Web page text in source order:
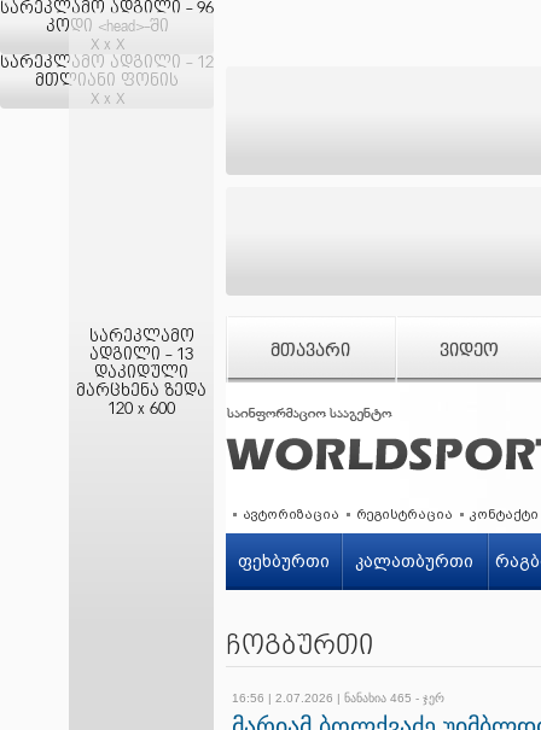
სარეკლამო ადგილი - 96
კოდი <head>-ში
X x X
სარეკლამო ადგილი - 12
მთლიანი ფონის
X x X
ᲛᲗᲐᲕᲐᲠᲘ ᲕᲘᲓᲔᲝ
ავტორიზაცია რეგისტრაცია კონტაქტი
ფეხბურთი კალათბურთი
ჩოგბურთი
16:56 | 2.07.2026 | ნანახია 465 - ჯერ
სარეკლამო
ადგილი - 13
დაკიდული
მარცხენა ზედა
120 x 600